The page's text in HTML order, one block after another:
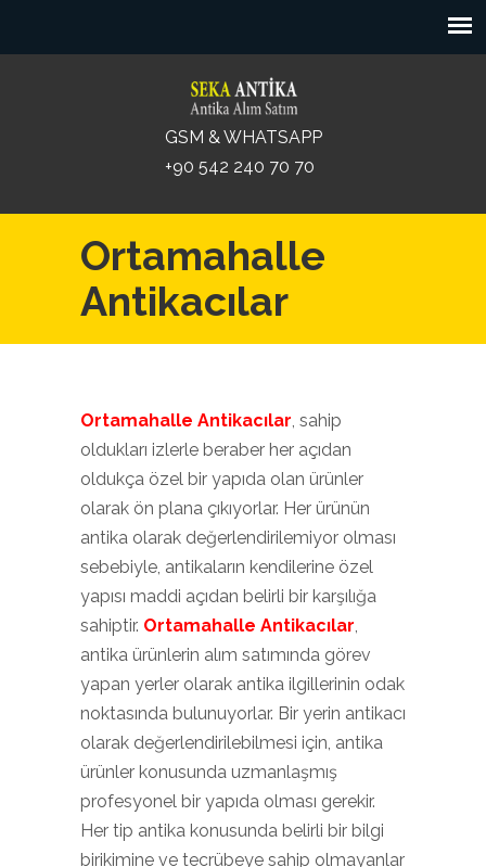
GSM & WHATSAPP
+90 542 240 70 70
Ortamahalle
Antikacılar
Ortamahalle Antikacılar, sahip
oldukları izlerle beraber her açıdan
oldukça özel bir yapıda olan ürünler
olarak ön plana çıkıyorlar. Her ürünün
antika olarak değerlendirilemiyor olması
sebebiyle, antikaların kendilerine özel
yapısı maddi açıdan belirli bir karşılığa
sahiptir. Ortamahalle Antikacılar,
antika ürünlerin alım satımında görev
yapan yerler olarak antika ilgillerinin odak
noktasında bulunuyorlar. Bir yerin antikacı
olarak değerlendirilebilmesi için, antika
ürünler konusunda uzmanlaşmış
profesyonel bir yapıda olması gerekir.
Her tip antika konusunda belirli bir bilgi
birikimine ve tecrübeye sahip olmayanlar